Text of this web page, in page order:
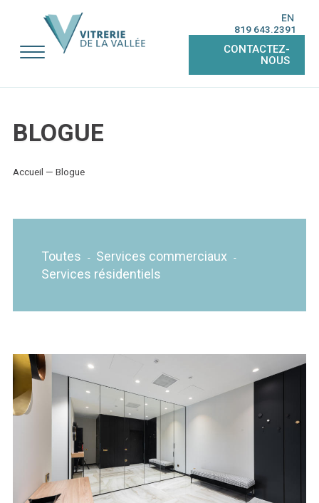
EN
819 643.2391
CONTACTEZ-
NOUS
BLOGUE
Accueil — Blogue
Toutes - Services commerciaux -
Services résidentiels